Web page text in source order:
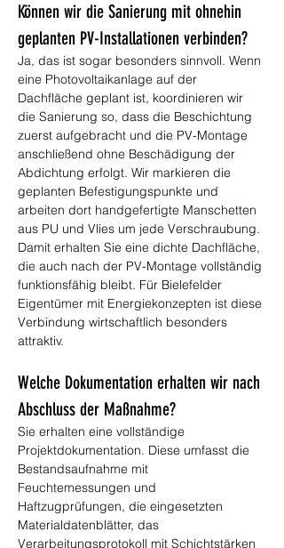
Können wir die Sanierung mit ohnehin
geplanten PV-Installationen verbinden?
Ja, das ist sogar besonders sinnvoll. Wenn
eine Photovoltaikanlage auf der
Dachfläche geplant ist, koordinieren wir
die Sanierung so, dass die Beschichtung
zuerst aufgebracht und die PV-Montage
anschließend ohne Beschädigung der
Abdichtung erfolgt. Wir markieren die
geplanten Befestigungspunkte und
arbeiten dort handgefertigte Manschetten
aus PU und Vlies um jede Verschraubung.
Damit erhalten Sie eine dichte Dachfläche,
die auch nach der PV-Montage vollständig
funktionsfähig bleibt. Für Bielefelder
Eigentümer mit Energiekonzepten ist diese
Verbindung wirtschaftlich besonders
attraktiv.
Welche Dokumentation erhalten wir nach
Abschluss der Maßnahme?
Sie erhalten eine vollständige
Projektdokumentation. Diese umfasst die
Bestandsaufnahme mit
Feuchtemessungen und
Haftzugprüfungen, die eingesetzten
Materialdatenblätter, das
Verarbeitungsprotokoll mit Schichtstärken